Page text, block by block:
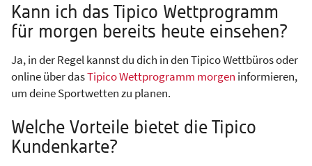
Kann ich das Tipico Wettprogramm
für morgen bereits heute einsehen?
Ja, in der Regel kannst du dich in den Tipico Wettbüros oder
online über dasTipico Wettprogramm morgen informieren,
um deine Sportwetten zu planen.
Welche Vorteile bietet die Tipico
Kundenkarte?